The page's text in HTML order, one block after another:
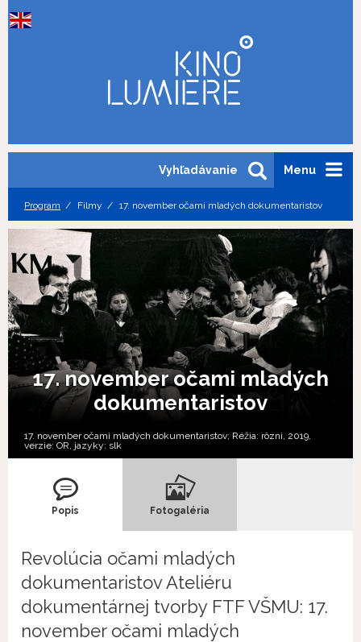
Menu
Vyhľadávanie
Program Filmy 17. november očami mladých dokumentaristov
17. november očami mladých
dokumentaristov
17. november očami mladých dokumentaristov; Réžia: rôzni, 2019,
verzie: OR, jazyky: slk
Popis Fotogaléria
Revolúcia očami mladých
dokumentaristov Ateliéru
dokumentárnej tvorby FTF VŠMU: 17.
november očami mladých